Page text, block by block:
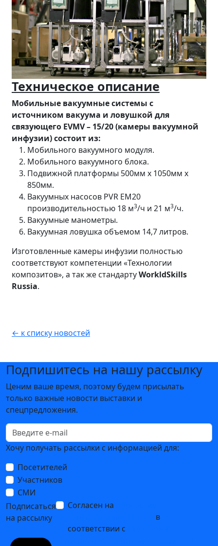
Техническое описание
Мобильные вакуумные системы с
источником вакуума и ловушкой для
связующего EVMV – 15/20 (камеры вакуумной
инфузии) состоит из:
Мобильного вакуумного модуля.
Мобильного вакуумного блока.
Подвижной платформы 500мм x 1050мм x
850мм.
Вакуумных насосов PVR EM20
производительностью 18 м3/ч и 21 м3/ч.
Вакуумные манометры.
Вакуумная ловушка объемом 14,7 литров.
Изготовленные камеры инфузии полностью
соответствуют компетенции «Технологии
композитов», а так же стандартуWorkldSkills
Russia.
← к списку новостей
Подпишитесь на нашу рассылку
Ценим ваше время, поэтому будем присылать
только важные новости выставки и
спецпредложения.
Хочу получать рассылки с информацией для:
Посетителей
Участников
СМИ
Подписаться
на рассылку
Согласен на
в
соответствии с